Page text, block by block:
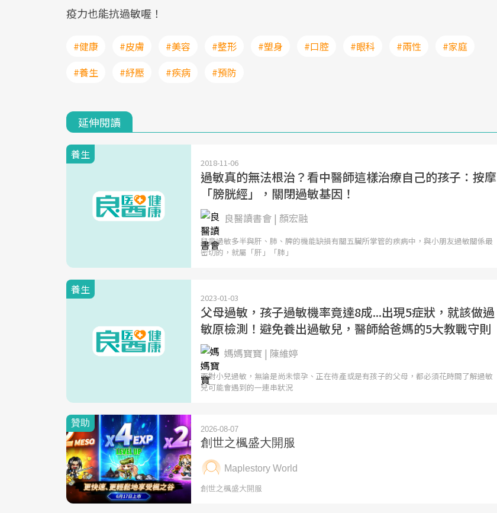
疫力也能抗過敏喔！
#健康 #皮膚 #美容 #整形 #塑身 #口腔 #眼科 #兩性
#家庭
#養生
#紓壓 #疾病 #預防
延伸閱讀
養生
2018-11-06
過敏真的無法根治？看中醫師這樣治療自己的孩子：按摩
「膀胱經」，關閉過敏基因！
良醫讀書會 | 顏宏融
兒童過敏多半與肝、肺、脾的機能缺損有關五臟所掌管的疾病中，與小朋友過敏關係最
密切的，就屬「肝」「肺」
養生
2023-01-03
父母過敏，孩子過敏機率竟達8成...出現5症狀，就該做過
敏原檢測！避免養出過敏兒，醫師給爸媽的5大教戰守則
媽媽寶寶 | 陳維婷
面對小兒過敏，無論是尚未懷孕、正在待產或是有孩子的父母，都必須花時間了解過敏
兒可能會遇到的一連串狀況